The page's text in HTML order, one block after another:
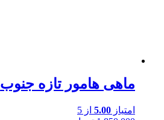
ماهی هامور تازه جنوب
امتیاز 5.00 از 5